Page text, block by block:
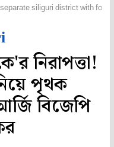
siliguri district with
নিরাপত্তা!
পৃথক
বিজেপি